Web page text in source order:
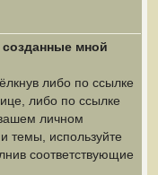
мной
либо по ссылке
либо по ссылке
личном
темы, используйте
соответствующие